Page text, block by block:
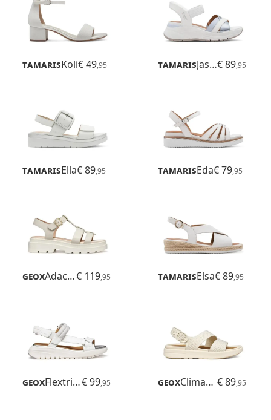
TamarisKoli€ 49,95 Tamaris Jasmin€ 89,95
TamarisElla€ 89,95 TamarisEda€ 79,95
Geox Adacter S B€ 119,95 TamarisElsa€ 89,95
Geox Flextride S€ 99,95 Geox Climasandal Sprt € 89,95